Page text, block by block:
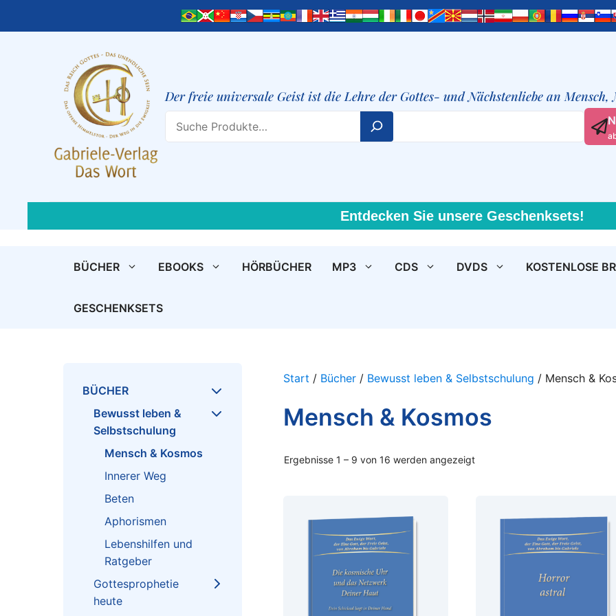
Der freie universale Geist ist die Lehre der Gottes- und Nächstenliebe an
Entdecken Sie unsere Geschenksets!
BÜCHER EBOOKS HÖRBÜCHER MP3 CDS DVDS KOSTENLOSE
GESCHENKSETS
Start / Bücher / Bewusst leben & Selbstschulung / Mensch &
Mensch & Kosmos
Ergebnisse 1 – 9 von 16 werden angezeigt
BÜCHER
Bewusst leben &
Selbstschulung
Mensch & Kosmos
Innerer Weg
Beten
Aphorismen
Lebenshilfen und
Ratgeber
Gottesprophetie
heute